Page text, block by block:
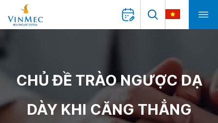
CHỦ ĐỀ TRÀO NGƯỢC DẠ
DÀY KHI CĂNG THẲNG